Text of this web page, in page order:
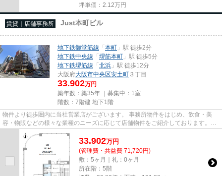
坪単価： 2.12万円
賃貸｜店舗事務所 Just本町ビル
地下鉄御堂筋線 「本町 」駅 徒歩2分
地下鉄中央線 「堺筋本町 」駅 徒歩5分
地下鉄堺筋線 「北浜 」駅 徒歩12分
大阪府大阪市中央区安土町 ３丁目
33.902万円
築年数：築35年 ｜募集中： 1室
階数：7階建 地下1階
物件より徒歩圏内に当社営業店がございます。 事務所物件をはじめ、飲食・美
容・物販などの様々な業種のニーズに応じて店舗物件をご紹介しております。
尚、弊社ではおとり広告は一切...
33.902万円
(管理費・共益費 71,720円)
敷：5ヶ月｜礼：0ヶ月
所在階：5階